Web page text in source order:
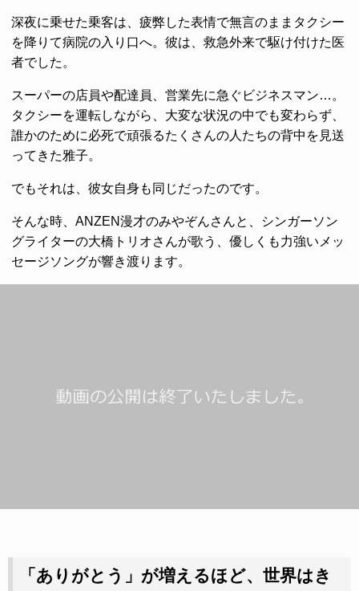
深夜に乗せた乗客は、疲弊した表情で無言のままタクシー
を降りて病院の入り口へ。彼は、救急外来で駆け付けた医
者でした。
スーパーの店員や配達員、営業先に急ぐビジネスマン…。
タクシーを運転しながら、大変な状況の中でも変わらず、
誰かのために必死で頑張るたくさんの人たちの背中を見送
ってきた雅子。
でもそれは、彼女自身も同じだったのです。
そんな時、ANZEN漫才のみやぞんさんと、シンガーソン
グライターの大橋トリオさんが歌う、優しくも力強いメッ
セージソングが響き渡ります。
「ありがとう」が増えるほど、世界はき